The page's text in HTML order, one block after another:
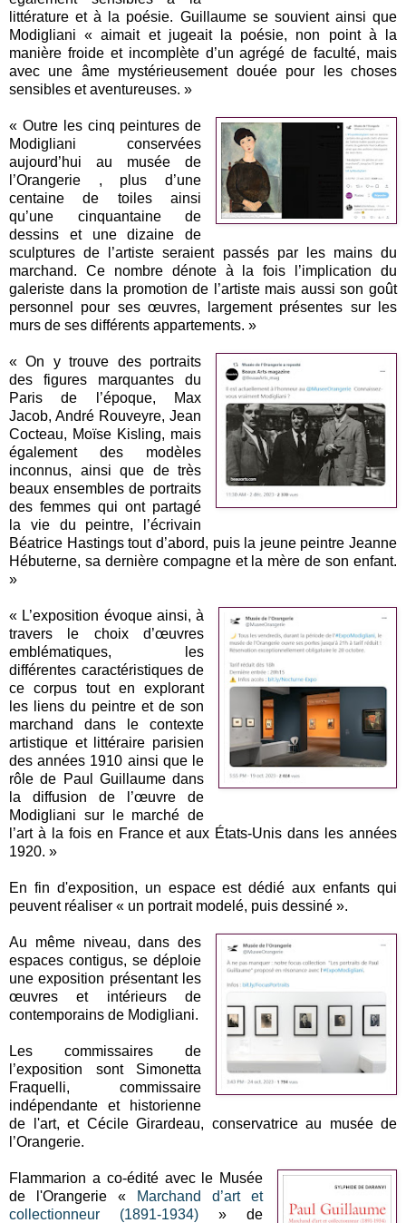
littérature et à la poésie. Guillaume se souvient ainsi que
Modigliani « aimait et jugeait la poésie, non point à la
manière froide et incomplète d’un agrégé de faculté, mais
avec une âme mystérieusement douée pour les choses
sensibles et aventureuses. »
« Outre les cinq peintures de
Modigliani conservées
aujourd’hui au musée de
l’Orangerie , plus d’une
centaine de toiles ainsi
qu’une cinquantaine de
dessins et une dizaine de
sculptures de l’artiste seraient passés par les mains du
marchand. Ce nombre dénote à la fois l’implication du
galeriste dans la promotion de l’artiste mais aussi son goût
personnel pour ses œuvres, largement présentes sur les
murs de ses différents appartements. »
« On y trouve des portraits
des figures marquantes du
Paris de l’époque, Max
Jacob, André Rouveyre, Jean
Cocteau, Moïse Kisling, mais
également des modèles
inconnus, ainsi que de très
beaux ensembles de portraits
des femmes qui ont partagé
la vie du peintre, l’écrivain
Béatrice Hastings tout d’abord, puis la jeune peintre Jeanne
Hébuterne, sa dernière compagne et la mère de son enfant.
»
« L’exposition évoque ainsi, à
travers le choix d’œuvres
emblématiques, les
différentes caractéristiques de
ce corpus tout en explorant
les liens du peintre et de son
marchand dans le contexte
artistique et littéraire parisien
des années 1910 ainsi que le
rôle de Paul Guillaume dans
la diffusion de l’œuvre de
Modigliani sur le marché de
l’art à la fois en France et aux États-Unis dans les années
1920. »
En fin d'exposition, un espace est dédié aux enfants qui
peuvent réaliser « un portrait modelé, puis dessiné ».
Au même niveau, dans des
espaces contigus, se déploie
une exposition présentant les
œuvres et intérieurs de
contemporains de Modigliani.
Les commissaires de
l’exposition sont Simonetta
Fraquelli, commissaire
indépendante et historienne
de l'art, et Cécile Girardeau, conservatrice au musée de
l’Orangerie.
Flammarion a co-édité avec le Musée
de l'Orangerie «
Marchand d’art et
collectionneur (1891-1934) » de